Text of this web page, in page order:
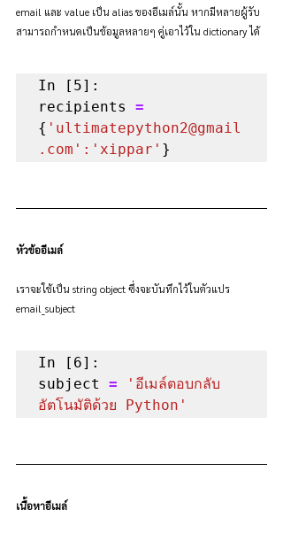
email และ value เป็น alias ของอีเมล์นั้น หากมีหลายผู้รับ
สามารถกำหนดเป็นข้อมูลหลายๆ คู่เอาไว้ใน dictionary ได้
In [5]:
recipients =
{ 'ultimatepython2@gmail
.com':'xippar' }
หัวข้ออีเมล์
เราจะใช้เป็น string object ซึ่งจะบันทึกไว้ในตัวแปร
email_subject
In [6]:
subject =
'อีเมล์ตอบกลับ
อัตโนมัติด้วย Python'
เนื้อหาอีเมล์